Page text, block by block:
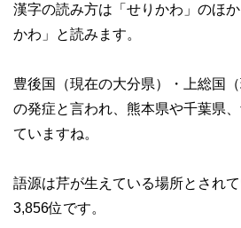
漢字の読み方は「せりかわ」のほ
かわ」と読みます。
豊後国（現在の大分県）・上総国
の発症と言われ、熊本県や千葉県
ていますね。
語源は芹が生えている場所とされ
3,856位です。